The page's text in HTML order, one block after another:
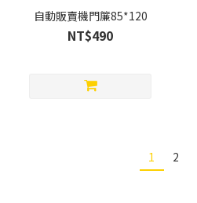
自動販賣機門簾85*120
NT$490
1 2